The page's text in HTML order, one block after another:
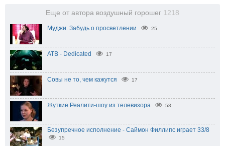
Еще от автора воздушный горошег 1218
Муджи. Забудь о просветлении 25
ATB - Dedicated 17
Совы не то, чем кажутся 17
Жуткие Реалити-шоу из телевизора 58
Безупречное исполнение - Саймон Филлипс играет 33/8
15